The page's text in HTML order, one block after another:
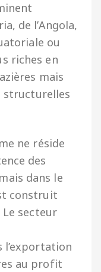
de l’Angola,
ou
riches en
mais
structurelles
ne réside
des
dans le
construit
secteur
au profit